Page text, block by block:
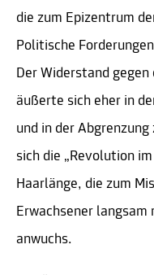
die zum Epizentrum
Politische
Der Widerstand
äußerte sich eher in
und in der
sich die „Revolution
Haarlänge, die zum
Erwachsener langsam
anwuchs.